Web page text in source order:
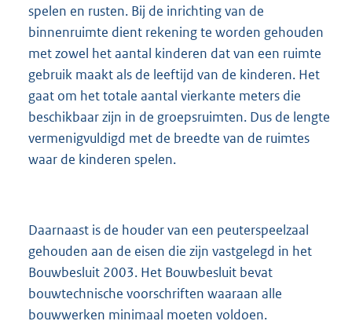
spelen en rusten. Bij de inrichting van de
binnenruimte dient rekening te worden gehouden
met zowel het aantal kinderen dat van een ruimte
gebruik maakt als de leeftijd van de kinderen. Het
gaat om het totale aantal vierkante meters die
beschikbaar zijn in de groepsruimten. Dus de lengte
vermenigvuldigd met de breedte van de ruimtes
waar de kinderen spelen.
Daarnaast is de houder van een peuterspeelzaal
gehouden aan de eisen die zijn vastgelegd in het
Bouwbesluit 2003. Het Bouwbesluit bevat
bouwtechnische voorschriften waaraan alle
bouwwerken minimaal moeten voldoen.